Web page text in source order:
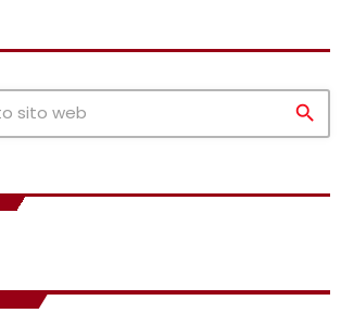
search